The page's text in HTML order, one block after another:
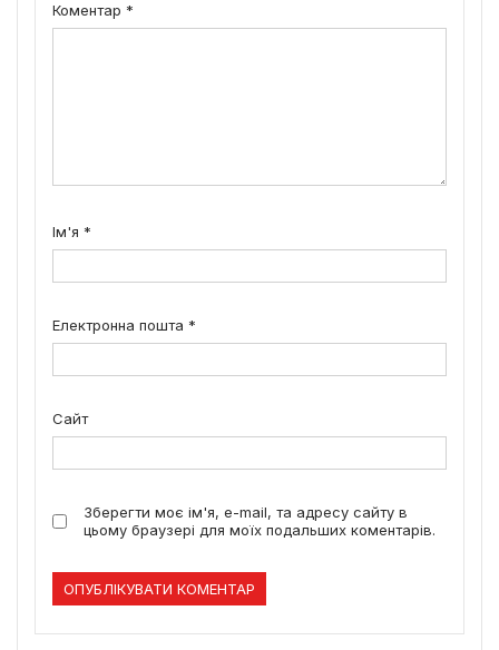
Коментар *
Ім'я *
Електронна пошта *
Сайт
Зберегти моє ім'я, e-mail, та адресу сайту в
цьому браузері для моїх подальших коментарів.